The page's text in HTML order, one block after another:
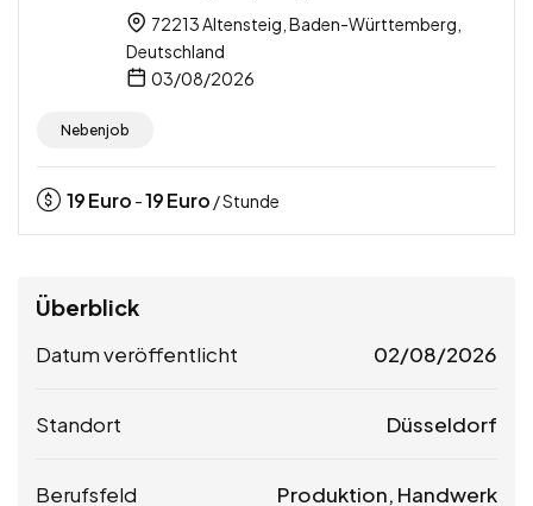
72213 Altensteig, Baden-Württemberg,
Deutschland
03/08/2026
Nebenjob
19Euro -19Euro / Stunde
Überblick
Datum veröffentlicht 02/08/2026
Standort Düsseldorf
Berufsfeld Produktion, Handwerk